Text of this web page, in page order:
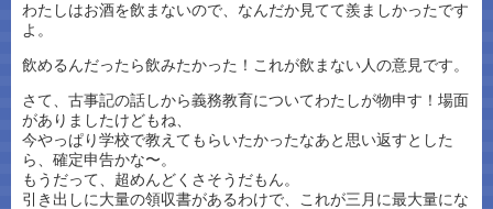
わたしはお酒を飲まないので、なんだか見てて羨ましかったです
よ。
飲めるんだったら飲みたかった！これが飲まない人の意見です。
さて、古事記の話しから義務教育についてわたしが物申す！場面
がありましたけどもね、
今やっぱり学校で教えてもらいたかったなあと思い返すとした
ら、確定申告かな〜。
もうだって、超めんどくさそうだもん。
引き出しに大量の領収書があるわけで、これが三月に最大量にな